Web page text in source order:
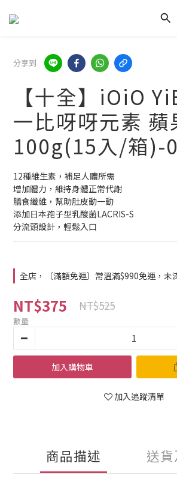
分享到
【十全】iOiO
一比呀呀元素 蘋
100g(15入/箱)-
12種維生素，補足人體所需
增加體力，維持身體正常代謝
膳食纖維，幫助肚皮動一動
添加日本孢子型乳酸菌LACRIS-S
分流頭設計，輕鬆入口
全店，〔滿額免運〕常溫滿$990免運，未
NT$375 NT$525
數量
加入購物車
加入追蹤清單
商品描述 送